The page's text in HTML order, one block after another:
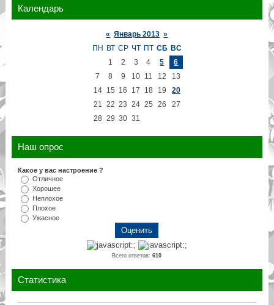
Календарь
« Январь 2013 »
ПН ВТ СР ЧТ ПТ СБ ВС
1
2 3 4 5
6
7
8 9 10 11 12
13
14 15 16 17 18 19
20
21
22 23 24 25 26
27
28 29 30 31
Наш опрос
Какое у вас настроение ?
Отличное
Хорошее
Неплохое
Плохое
Ужасное
Всего ответов:610
Статистика